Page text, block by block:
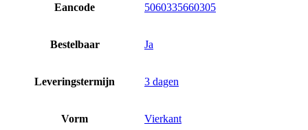
Eancode 5060335660305
Bestelbaar Ja
Leveringstermijn 3 dagen
Vorm Vierkant